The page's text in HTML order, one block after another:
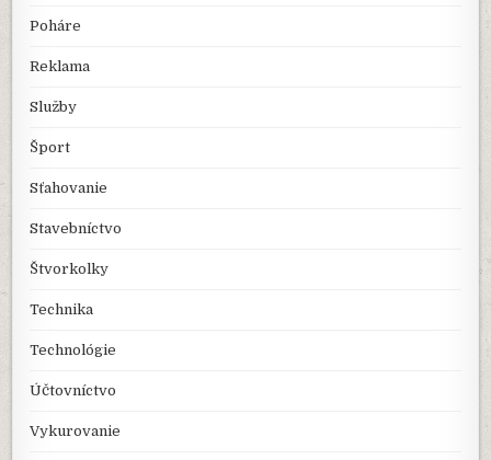
Poháre
Reklama
Služby
Šport
Sťahovanie
Stavebníctvo
Štvorkolky
Technika
Technológie
Účtovníctvo
Vykurovanie